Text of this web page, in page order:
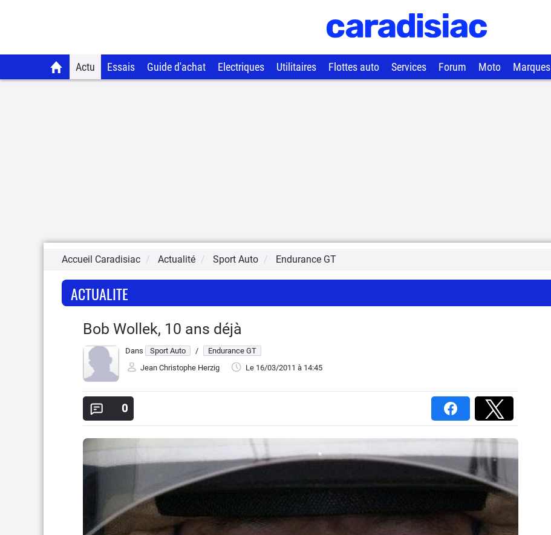
Actu Essais Guide d'achat Electriques Utilitaires Flottes auto Services Forum Moto Marques
Accueil Caradisiac Actualité Sport Auto Endurance GT
ACTUALITE
Bob Wollek, 10 ans déjà
Dans Sport Auto /
Endurance GT
Jean Christophe Herzig
Le 16/03/2011 à 14:45
0